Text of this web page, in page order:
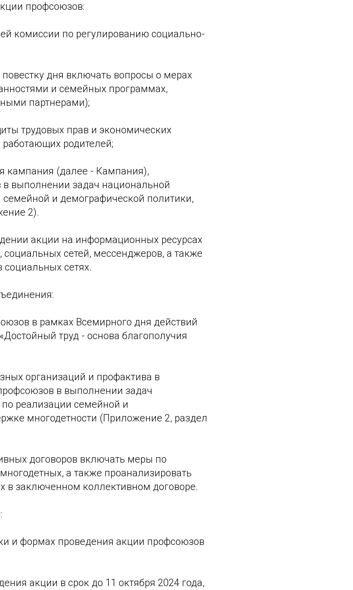
профсоюзов:
комиссии по регулированию социально-
дня включать вопросы о мерах
и семейных программах,
партнерами);
трудовых прав и экономических
работающих родителей;
кампания (далее - Кампания),
выполнении задач национальной
семейной и демографической политики,
2).
акции на информационных ресурсах
сетей, мессенджеров, а также
сетях.
в рамках Всемирного дня действий
труд - основа благополучия
организаций и профактива в
в выполнении задач
реализации семейной и
многодетности (Приложение 2, раздел
договоров включать меры по
а также проанализировать
в заключенном коллективном договоре.
и формах проведения акции профсоюзов
акции в срок до 11 октября 2024 года,